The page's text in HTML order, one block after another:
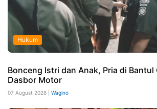
Hukum
Bonceng Istri dan Anak, Pria di Bantul
Dasbor Motor
07 August 2026 | Wagino